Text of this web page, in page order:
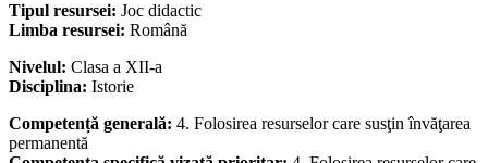
Tipul resursei: Joc didactic
Limba resursei: Română
Nivelul: Clasa a XII-a
Disciplina: Istorie
Competență generală: 4. Folosirea resurselor care susţin învăţarea
permanentă